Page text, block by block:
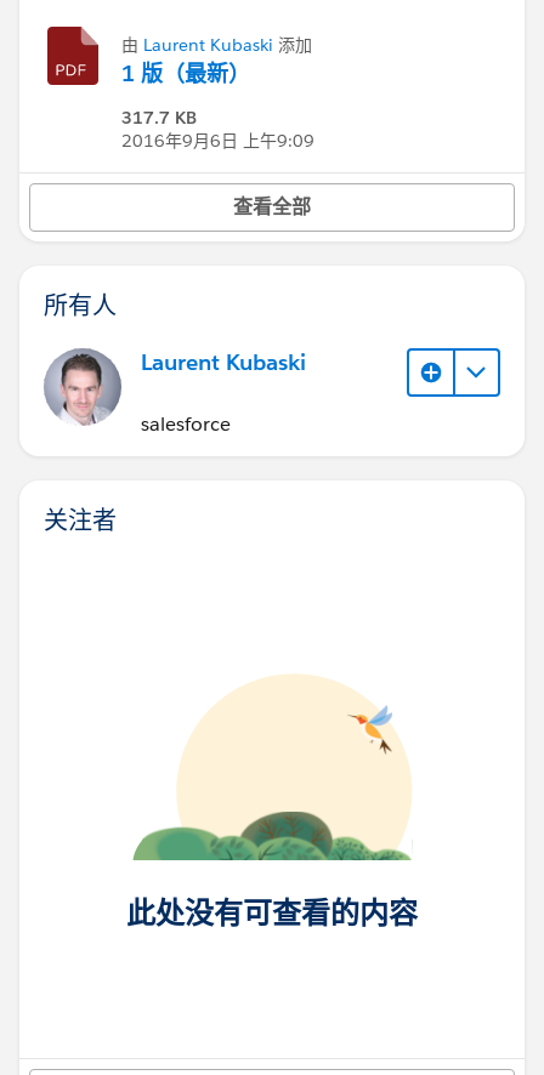
由 Laurent Kubaski 添加
1 版（最新）
317.7 KB
2016年9月6日 上午9:09
查看全部
所有人
Laurent Kubaski
salesforce
关注者
此处没有可查看的内容